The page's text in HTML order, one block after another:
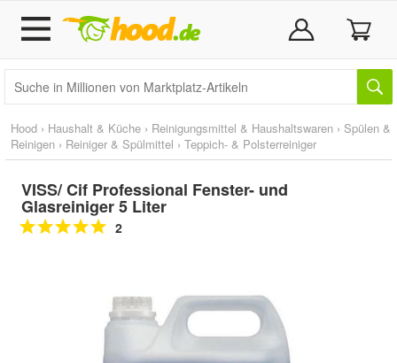
Hood › Haushalt & Küche › Reinigungsmittel & Haushaltswaren › Spülen &
Reinigen › Reiniger & Spülmittel › Teppich- & Polsterreiniger
VISS/ Cif Professional Fenster- und
Glasreiniger 5 Liter
2